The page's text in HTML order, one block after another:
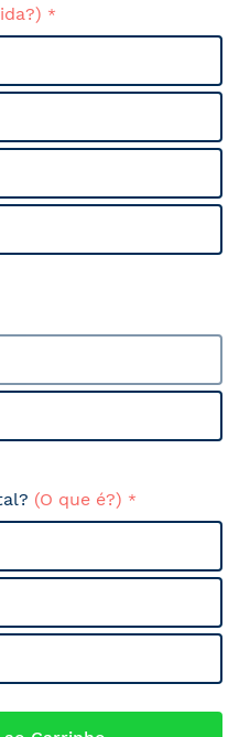
(O que é?)